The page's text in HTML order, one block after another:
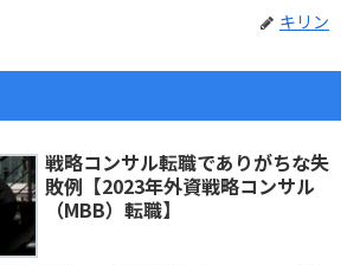
キリン
戦略コンサル転職でありがちな失
敗例【2023年外資戦略コンサル
（MBB）転職】